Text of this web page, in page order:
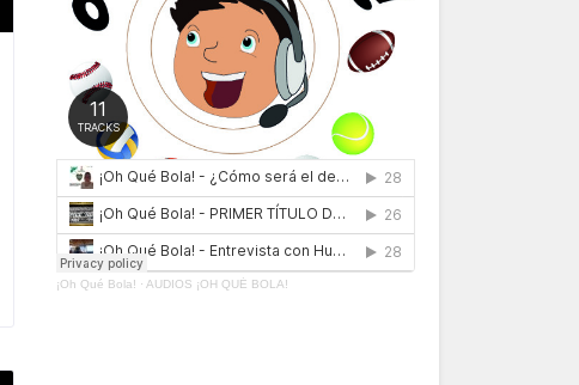
¡Oh Qué Bola! · AUDIOS ¡OH QUÉ BOLA!